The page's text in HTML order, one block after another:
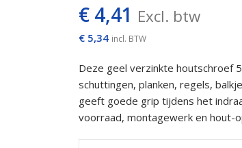
€ 4,41 Excl. btw
€ 5,34 incl. BTW
Deze geel verzinkte houtschroef
schuttingen, planken, regels,
geeft goede grip tijdens het
voorraad, montagewerk en hout-